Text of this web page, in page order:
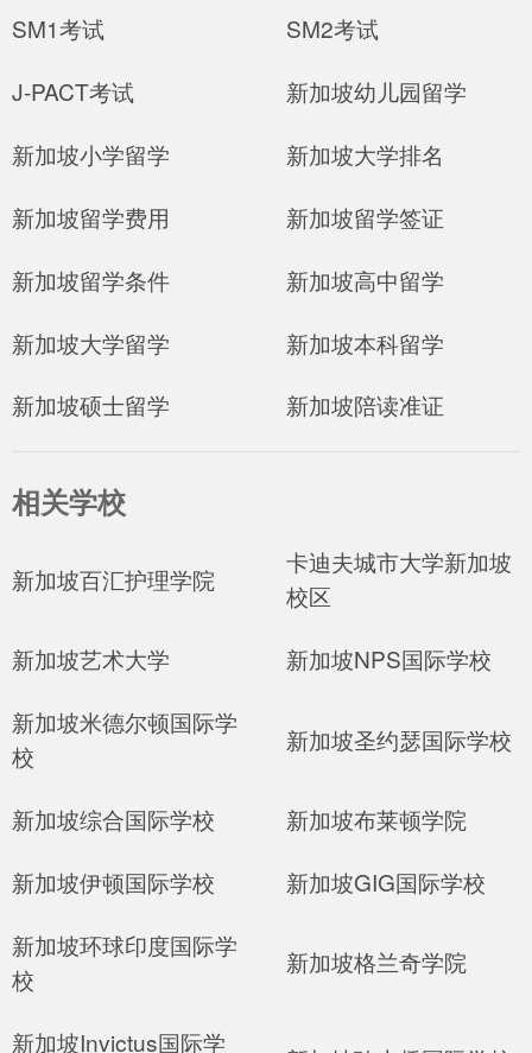
SM1考试
SM2考试
J-PACT考试
新加坡幼儿园留学
新加坡小学留学
新加坡大学排名
新加坡留学费用
新加坡留学签证
新加坡留学条件
新加坡高中留学
新加坡大学留学
新加坡本科留学
新加坡硕士留学
新加坡陪读准证
相关学校
新加坡百汇护理学院
卡迪夫城市大学新加坡
校区
新加坡艺术大学
新加坡NPS国际学校
新加坡米德尔顿国际学
校
新加坡圣约瑟国际学校
新加坡综合国际学校
新加坡布莱顿学院
新加坡伊顿国际学校
新加坡GIG国际学校
新加坡环球印度国际学
校
新加坡格兰奇学院
新加坡Invictus国际学